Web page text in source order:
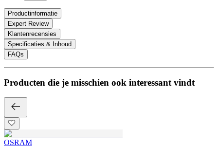
Productinformatie
Expert Review
Klantenrecensies
Specificaties & Inhoud
FAQs
Producten die je misschien ook interessant vindt
OSRAM